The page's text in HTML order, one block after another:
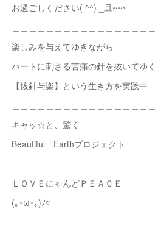
お過ごしください( ^^) _旦~~~
楽しみを与えてゆきながら
ハートに刺さる苦痛の針を抜いてゆく
【抜針与楽】という生き方を実践中
キャッ☆と、驚く
Beautiful Earthプロジェクト
ＬＯＶＥにゃんどＰＥＡＣＥ
(｡･ω･｡)ﾉ♡